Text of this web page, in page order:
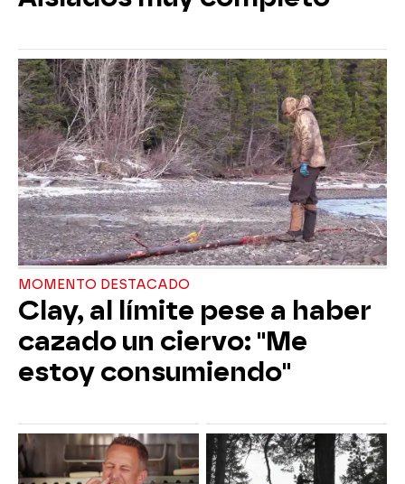
MOMENTO DESTACADO
Clay, al límite pese a haber
cazado un ciervo: "Me
estoy consumiendo"